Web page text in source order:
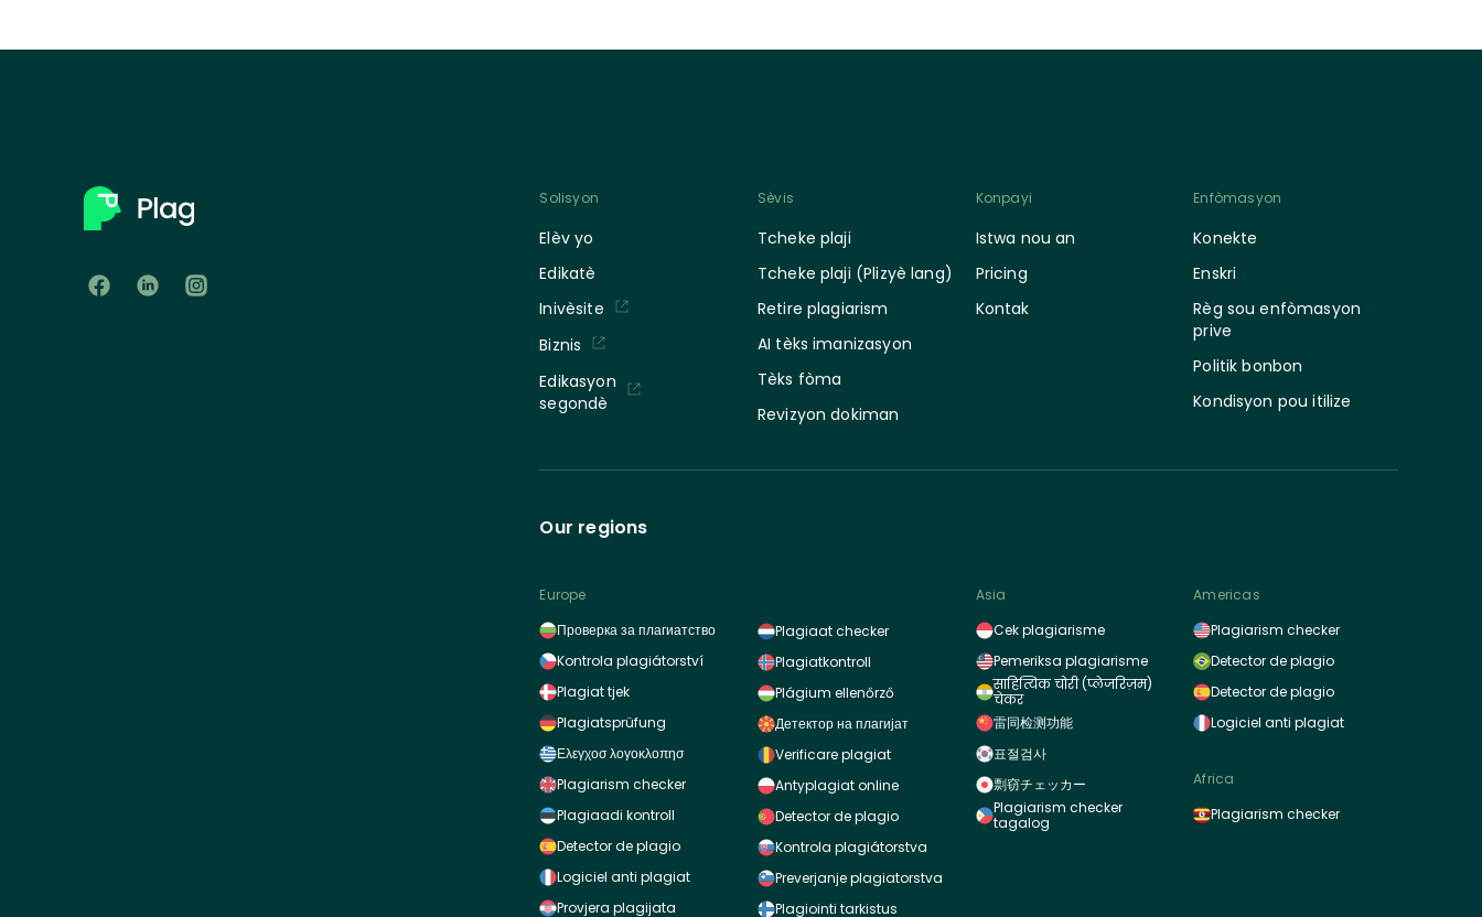
Solisyon
Elèv yo
Edikatè
Inivèsite
Biznis
Edikasyon
segondè
Sèvis
Tcheke plaji
Tcheke plaji (Plizyè lang)
Retire plagiarism
AI tèks imanizasyon
Tèks fòma
Revizyon dokiman
Konpayi
Istwa nou an
Pricing
Kontak
Enfòmasyon
Konekte
Enskri
Règ sou enfòmasyon
prive
Politik bonbon
Kondisyon pou itilize
Our regions
Europe
Проверка за плагиатство
Kontrola plagiátorství
Plagiat tjek
Plagiatsprüfung
Ελεγχοσ λογοκλοπησ
Plagiarism checker
Plagiaadi kontroll
Detector de plagio
Logiciel anti plagiat
Provjera plagijata
Plagiaat checker
Plagiatkontroll
Plágium ellenőrző
Детектор на плагијат
Verificare plagiat
Antyplagiat online
Detector de plagio
Kontrola plagiátorstva
Preverjanje plagiatorstva
Plagiointi tarkistus
Asia
Cek plagiarisme
Pemeriksa plagiarisme
साहित्यिक चोरी (प्लेजरिज़म)
चेकर
雷同检测功能
표절검사
剽窃チェッカー
Plagiarism checker
tagalog
Americas
Plagiarism checker
Detector de plagio
Detector de plagio
Logiciel anti plagiat
Africa
Plagiarism checker